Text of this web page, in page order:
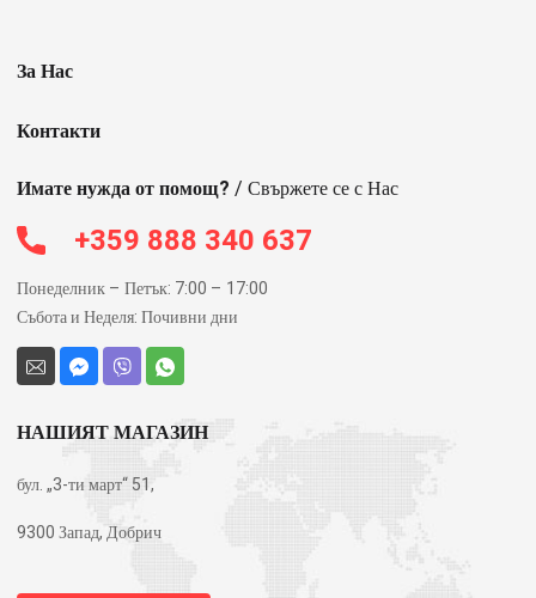
За Нас
Контакти
Имате нужда от помощ? / Свържете се с Нас
+359 888 340 637
Понеделник – Петък: 7:00 – 17:00
Събота и Неделя: Почивни дни
НАШИЯТ МАГАЗИН
бул. „3-ти март“ 51,
9300 Запад, Добрич